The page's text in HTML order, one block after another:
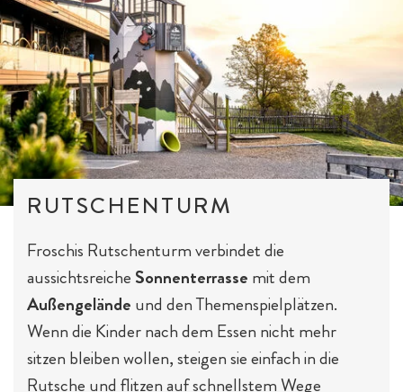
RUTSCHENTURM
Froschis Rutschenturm verbindet die
aussichtsreiche Sonnenterrasse mit dem
Außengelände und den Themenspielplätzen.
Wenn die Kinder nach dem Essen nicht mehr
sitzen bleiben wollen, steigen sie einfach in die
Rutsche und flitzen auf schnellstem Wege